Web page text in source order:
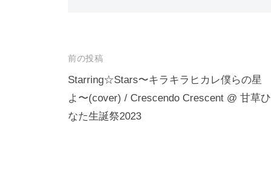
投
稿
ナ
ビ
前の投稿
Starring☆Stars〜キラキラヒカレ僕らの星
よ〜(cover) / Crescendo Crescent @ 甘草ひ
なた生誕祭2023